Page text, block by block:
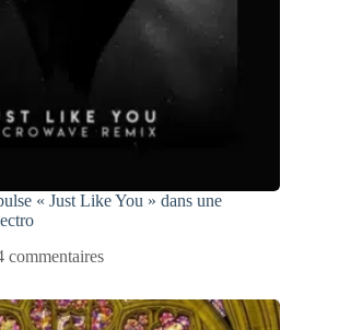
« Just Like You » dans une
commentaires